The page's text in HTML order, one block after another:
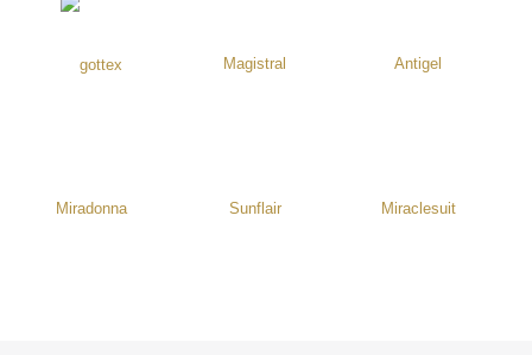
Magistral Antigel
Miradonna Sunflair Miraclesuit